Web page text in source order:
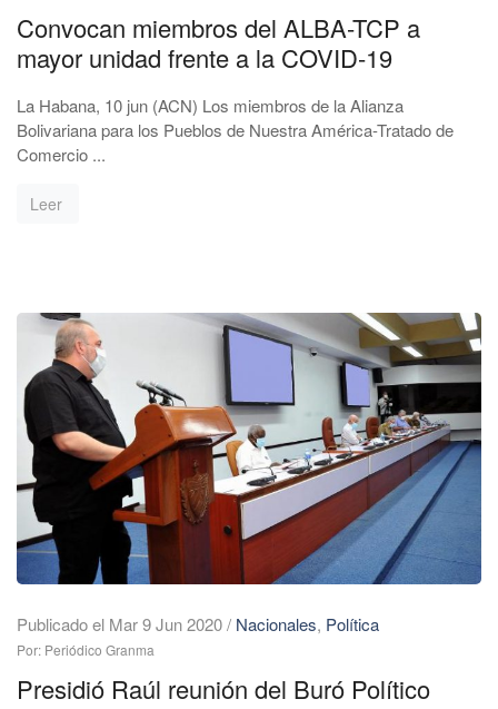
Convocan miembros del ALBA-TCP a
mayor unidad frente a la COVID-19
La Habana, 10 jun (ACN) Los miembros de la Alianza
Bolivariana para los Pueblos de Nuestra América-Tratado de
Comercio ...
Leer
Publicado el Mar 9 Jun 2020/ Nacionales, Política
Por: Periódico Granma
Presidió Raúl reunión del Buró Político